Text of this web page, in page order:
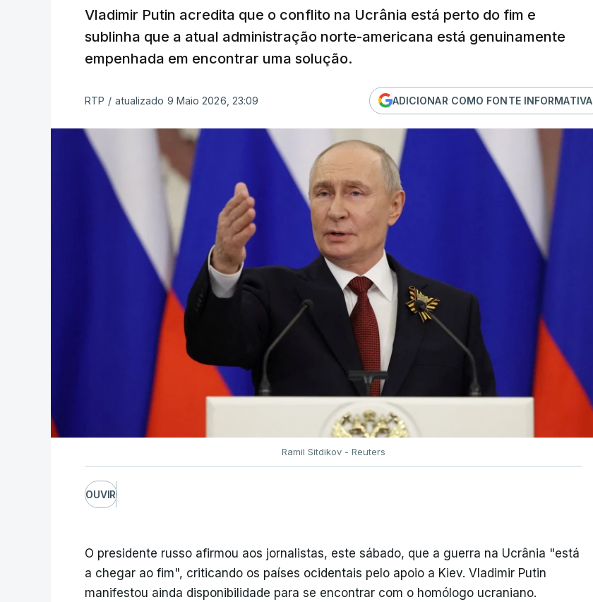
Vladimir Putin acredita que o conflito na Ucrânia está perto do fim e
sublinha que a atual administração norte-americana está genuinamente
empenhada em encontrar uma solução.
RTP / atualizado 9 Maio 2026, 23:09 ADICIONAR COMO FONTE INFORMATIVA
Ramil Sitdikov - Reuters
OUVIR
O presidente russo afirmou aos jornalistas, este sábado, que a guerra na Ucrânia "está
a chegar ao fim", criticando os países ocidentais pelo apoio a Kiev. Vladimir Putin
manifestou ainda disponibilidade para se encontrar com o homólogo ucraniano.